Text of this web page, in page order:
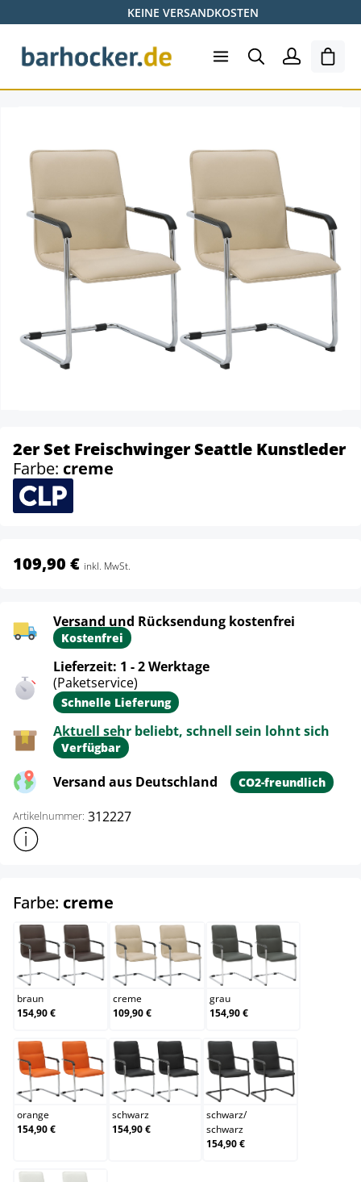
Zum Hauptinhalt springenKEINE VERSANDKOSTEN
2er Set Freischwinger Seattle Kunstleder
Farbe: creme
109,90 € inkl. MwSt.
Versand und Rücksendung kostenfrei
Kostenfrei
Lieferzeit: 1 - 2 Werktage
(Paketservice)
Schnelle Lieferung
Aktuell sehr beliebt, schnell sein lohnt sich
Verfügbar
Versand aus Deutschland CO2-freundlich
Artikelnummer: 312227
Weitere Produktinformationen anzeigen
Farbe: creme
braun
braun
154,90 €
creme
creme
109,90 €
grau
grau
154,90 €
orange
orange
154,90 €
schwarz
schwarz
154,90 €
schwarz/schwarz
schwarz/
schwarz
154,90 €